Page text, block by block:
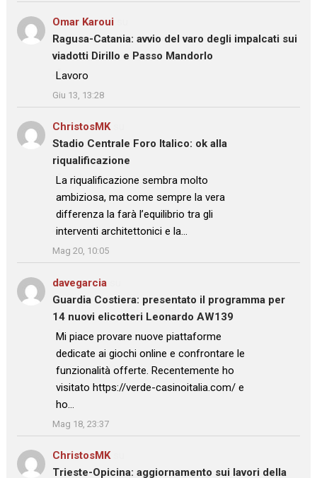
Omar Karoui
Ragusa-Catania: avvio del varo degli impalcati sui
viadotti Dirillo e Passo Mandorlo
: “Lavoro
”
Giu 13, 13:28
ChristosMKsu
Stadio Centrale Foro Italico: ok alla
riqualificazione
: “La riqualificazione sembra molto
ambiziosa, ma come sempre la vera
differenza la farà l’equilibrio tra gli
interventi architettonici e la…
”
Mag 20, 10:05
davegarcia
Guardia Costiera: presentato il programma per
14 nuovi elicotteri Leonardo AW139
: “
Mi piace provare nuove piattaforme
dedicate ai giochi online e confrontare le
funzionalità offerte. Recentemente ho
visitato https://verde-casinoitalia.com/ e
ho…
”
Mag 18, 23:37
ChristosMKsu
Trieste-Opicina: aggiornamento sui lavori della